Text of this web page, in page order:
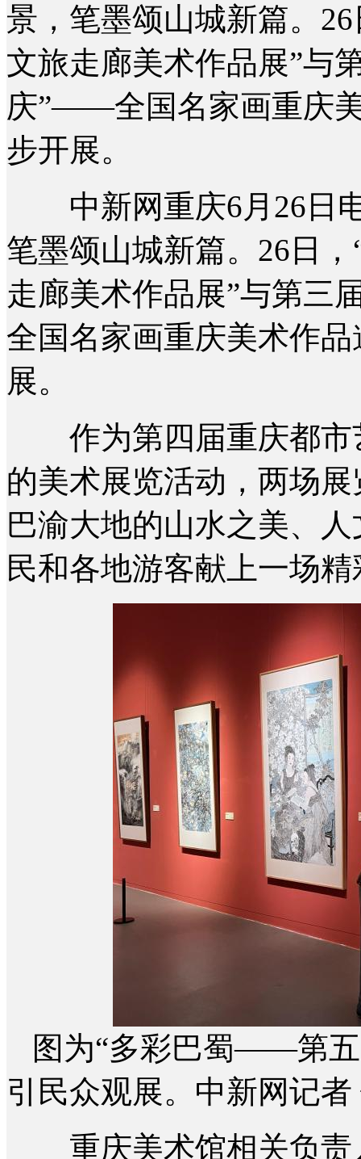
景，笔墨颂山城新篇。
文旅走廊美术作品展”与
庆”——全国名家画重庆
步开展。
中新网重庆6月26日电
笔墨颂山城新篇。26日
走廊美术作品展”与第三
全国名家画重庆美术作
展。
作为第四届重庆都市
的美术展览活动，两场
巴渝大地的山水之美、
民和各地游客献上一场
图为“多彩巴蜀——第五
引民众观展。中新网记者
重庆美术馆相关负责